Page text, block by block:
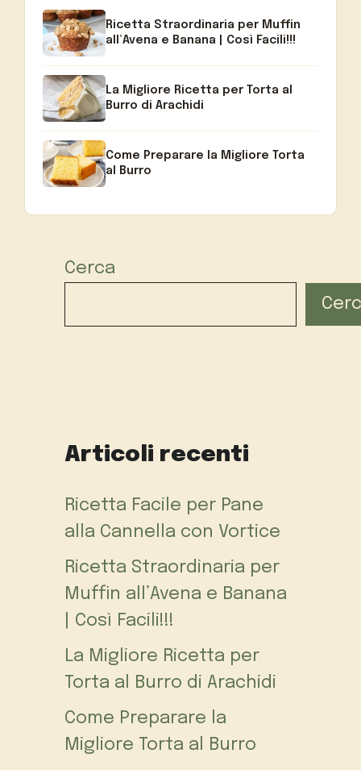
Ricetta Straordinaria per Muffin
all’Avena e Banana | Così Facili!!!
La Migliore Ricetta per Torta al
Burro di Arachidi
Come Preparare la Migliore Torta
al Burro
Cerca
Articoli recenti
Ricetta Facile per Pane
alla Cannella con Vortice
Ricetta Straordinaria per
Muffin all’Avena e Banana
| Così Facili!!!
La Migliore Ricetta per
Torta al Burro di Arachidi
Come Preparare la
Migliore Torta al Burro